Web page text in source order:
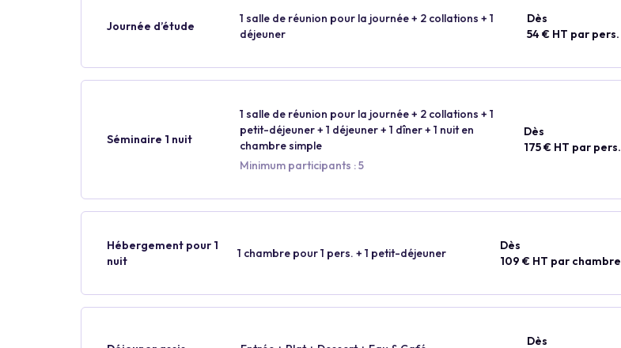
Journée d’étude
1 salle de réunion pour la journée + 2 collations + 1
déjeuner
Dès
54 € HT par pers.
Séminaire 1 nuit
1 salle de réunion pour la journée + 2 collations + 1
petit-déjeuner + 1 déjeuner + 1 dîner + 1 nuit en
chambre simple
Minimum participants : 5
Dès
175 € HT par pers.
Hébergement pour 1
nuit
1 chambre pour 1 pers. + 1 petit-déjeuner
Dès
109 € HT par chambre
Dès